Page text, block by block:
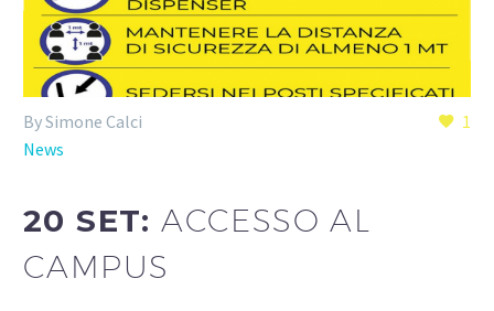
1
By Simone Calci
News
20 SET:ACCESSO AL
CAMPUS